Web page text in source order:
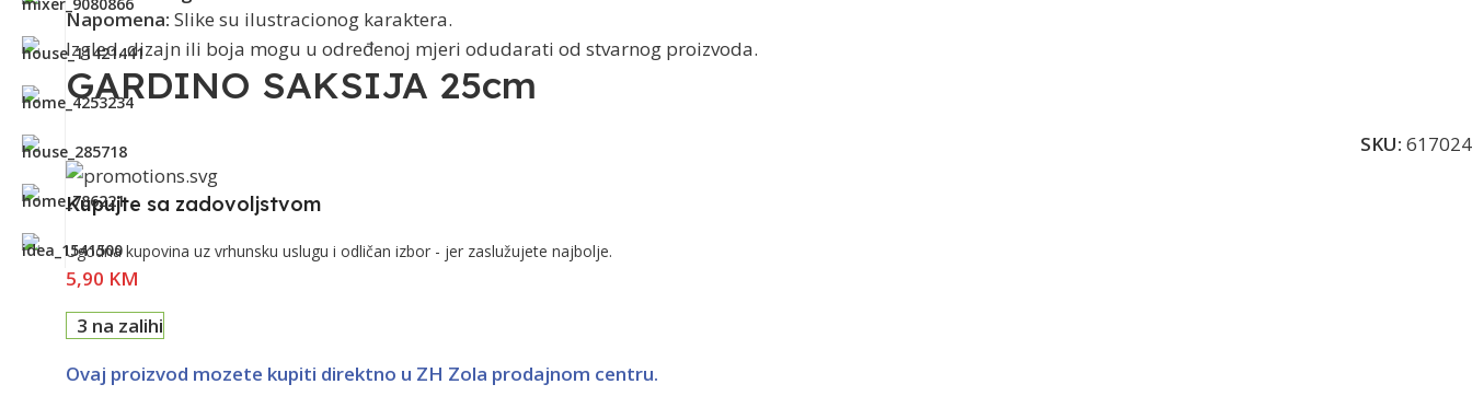
Napomena: Slike su ilustracionog karaktera.
Izgled, dizajn ili boja mogu u određenoj mjeri odudarati od stvarnog proizvoda.
GARDINO SAKSIJA 25cm
SKU: 617024
Kupujte sa zadovoljstvom
Ugodna kupovina uz vrhunsku uslugu i odličan izbor - jer zaslužujete najbolje.
5,90 KM
3 na zalihi
Ovaj proizvod mozete kupiti direktno u ZH Zola prodajnom centru.